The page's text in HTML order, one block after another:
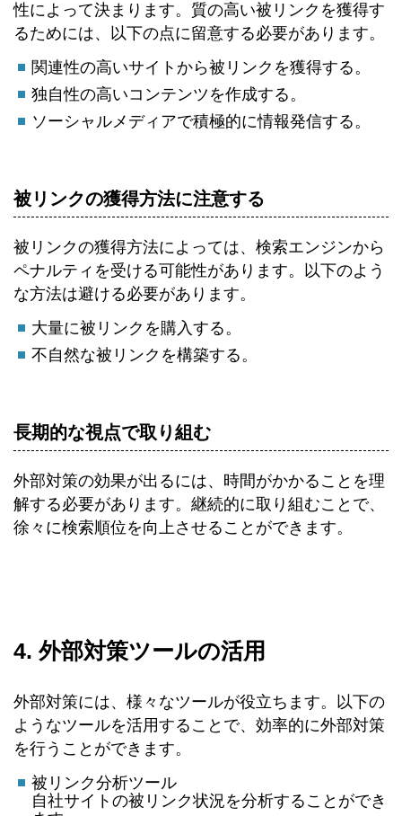
性によって決まります。質の高い被リンクを獲得す
るためには、以下の点に留意する必要があります。
関連性の高いサイトから被リンクを獲得する。
独自性の高いコンテンツを作成する。
ソーシャルメディアで積極的に情報発信する。
被リンクの獲得方法に注意する
被リンクの獲得方法によっては、検索エンジンから
ペナルティを受ける可能性があります。以下のよう
な方法は避ける必要があります。
大量に被リンクを購入する。
不自然な被リンクを構築する。
長期的な視点で取り組む
外部対策の効果が出るには、時間がかかることを理
解する必要があります。継続的に取り組むことで、
徐々に検索順位を向上させることができます。
4. 外部対策ツールの活用
外部対策には、様々なツールが役立ちます。以下の
ようなツールを活用することで、効率的に外部対策
を行うことができます。
被リンク分析ツール
自社サイトの被リンク状況を分析することができ